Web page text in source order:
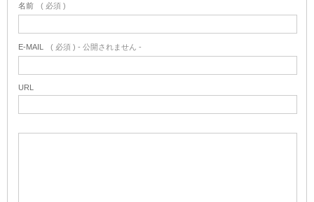
名前 ( 必須 )
E-MAIL ( 必須 ) - 公開されません -
URL